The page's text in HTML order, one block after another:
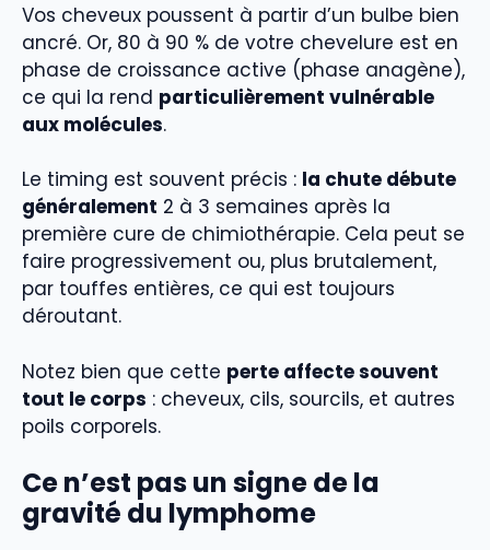
Vos cheveux poussent à partir d’un bulbe bien
ancré. Or, 80 à 90 % de votre chevelure est en
phase de croissance active (phase anagène),
ce qui la rend particulièrement vulnérable
aux molécules.
Le timing est souvent précis : la chute débute
généralement 2 à 3 semaines après la
première cure de chimiothérapie. Cela peut se
faire progressivement ou, plus brutalement,
par touffes entières, ce qui est toujours
déroutant.
Notez bien que cette perte affecte souvent
tout le corps : cheveux, cils, sourcils, et autres
poils corporels.
Ce n’est pas un signe de la
gravité du lymphome